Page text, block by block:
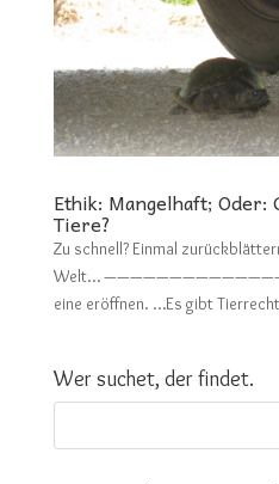
Ethik: Mangelhaft; Oder:
Tiere?
Zu schnell? Einmal
Welt…
eine eröffnen. …Es gibt
Wer suchet, der findet.